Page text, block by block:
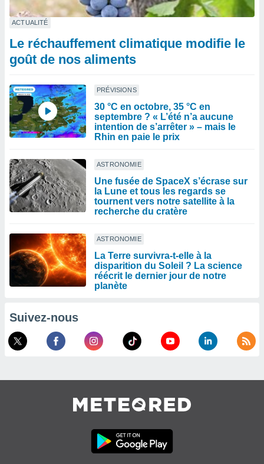
ACTUALITÉ
Le réchauffement climatique modifie le
goût de nos aliments
PRÉVISIONS
30 °C en octobre, 35 °C en
septembre ? « L’été n’a aucune
intention de s’arrêter » – mais le
Rhin en paie le prix
ASTRONOMIE
Une fusée de SpaceX s’écrase sur
la Lune et tous les regards se
tournent vers notre satellite à la
recherche du cratère
ASTRONOMIE
La Terre survivra-t-elle à la
disparition du Soleil ? La science
réécrit le dernier jour de notre
planète
Suivez-nous